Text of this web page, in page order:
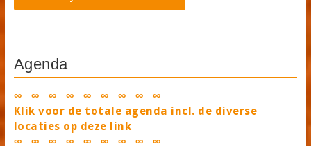
Agenda
∞ ∞ ∞ ∞ ∞ ∞ ∞ ∞ ∞
Klik voor de totale agenda incl. de diverse
locaties op deze link
∞ ∞ ∞ ∞ ∞ ∞ ∞ ∞ ∞